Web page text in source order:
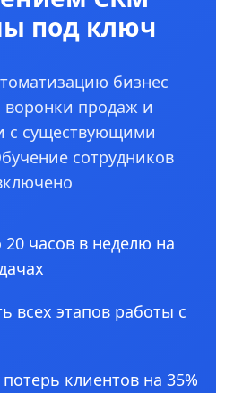
под ключ
бизнес
воронки продаж и
с существующими
сотрудников
часов в неделю на
всех этапов работы с
клиентов на 35%